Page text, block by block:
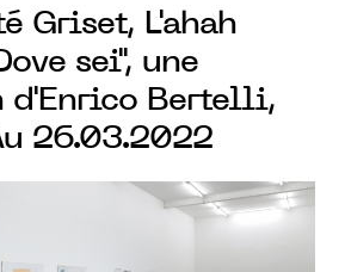
Griset, L'ahah
sei", une
d'Enrico Bertelli,
26.03.2022